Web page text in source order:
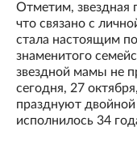
Отметим, звездная
что связано с
стала настоящим
знаменитого
звездной мамы не
сегодня, 27
празднуют
исполнилось 34